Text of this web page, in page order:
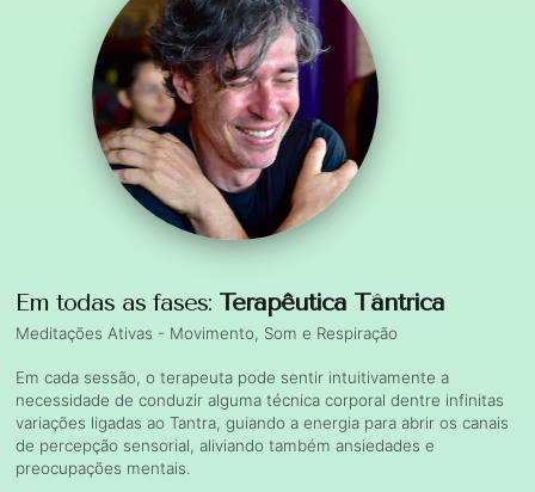
Em todas as fases: Terapêutica Tântrica
Meditações Ativas - Movimento, Som e Respiração
Em cada sessão, o terapeuta pode sentir intuitivamente a
necessidade de conduzir alguma técnica corporal dentre infinitas
variações ligadas ao Tantra, guiando a energia para abrir os canais
de percepção sensorial, aliviando também ansiedades e
preocupações mentais.